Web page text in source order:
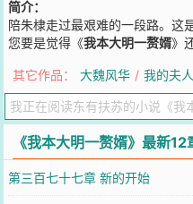
简介：
陪朱棣走过最艰难的一段路。这
您要是觉得《我本大明一赘婿》
其它作品：
大魏风华 / 我的夫
《我本大明一赘婿》最新12
第三百七十七章 新的开始